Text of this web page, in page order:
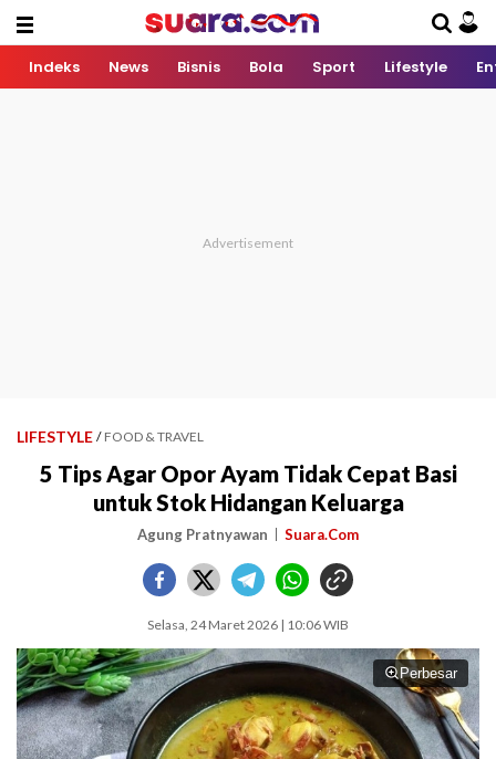
Indeks News Bisnis Bola Sport Lifestyle
LIFESTYLE / FOOD & TRAVEL
5 Tips Agar Opor Ayam Tidak Cepat Basi
untuk Stok Hidangan Keluarga
Agung Pratnyawan Suara.Com
Selasa, 24 Maret 2026 | 10:06 WIB
Perbesar